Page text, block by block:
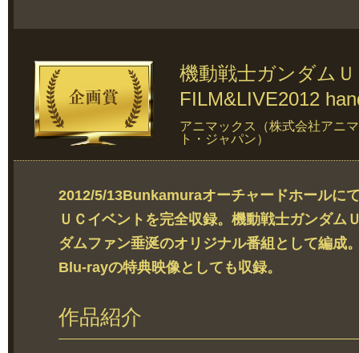
機動戦士ガンダム
FILM&LIVE2012
アニマックス（株式会社アニ
ト・ジャパン）
2012/5/13Bunkamuraオーチャードホールに
ＵＣイベントを完全収録。機動戦士ガンダム
ダムファン垂涎のオリジナル番組として編
Blu-rayの特典映像としても収録。
作品紹介